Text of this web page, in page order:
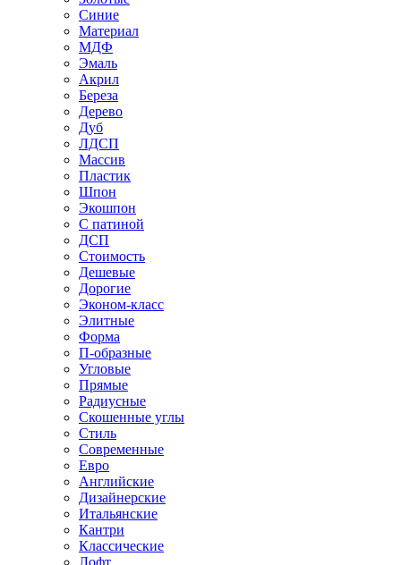
Синие
Материал
МДФ
Эмаль
Акрил
Береза
Дерево
Дуб
ЛДСП
Массив
Пластик
Шпон
Экошпон
С патиной
ДСП
Стоимость
Дешевые
Дорогие
Эконом-класс
Элитные
Форма
П-образные
Угловые
Прямые
Радиусные
Скошенные углы
Стиль
Современные
Евро
Английские
Дизайнерские
Итальянские
Кантри
Классические
Лофт